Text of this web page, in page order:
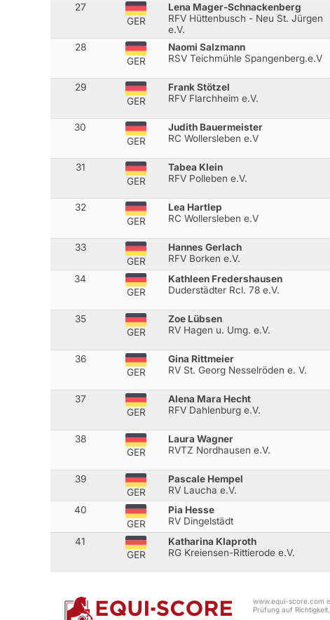
27
GER
Lena Mager-Schnackenberg
RFV Hüttenbusch - Neu St. Jürgen
e.V.
28
GER
Naomi Salzmann
RSV Teichmühle Spangenberg.e.V
29
GER
Frank Stötzel
RFV Flarchheim e.V.
30
GER
Judith Bauermeister
RC Wollersleben e.V
31
GER
Tabea Klein
RFV Polleben e.V.
32
GER
Lea Hartlep
RC Wollersleben e.V
33
GER
Hannes Gerlach
RFV Borken e.V.
34
GER
Kathleen Fredershausen
Duderstädter Rcl. 78 e.V.
35
GER
Zoe Lübsen
RV Hagen u. Umg. e.V.
36
GER
Gina Rittmeier
RV St. Georg Nesselröden e. V.
37
GER
Alena Mara Hecht
RFV Dahlenburg e.V.
38
GER
Laura Wagner
RVTZ Nordhausen e.V.
39
GER
Pascale Hempel
RV Laucha e.V.
40
GER
Pia Hesse
RV Dingelstädt
41
GER
Katharina Klaproth
RG Kreiensen-Rittierode e.V.
www.equi-score.com
Prüfung auf